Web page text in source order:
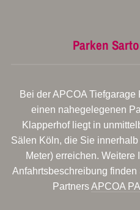
Parken
Bei der APCOA
einen nahegelegenen
Klapperhof liegt in
Sälen Köln, die Sie
Meter) erreichen.
Anfahrtsbeschreibung
PartnersAPCOA